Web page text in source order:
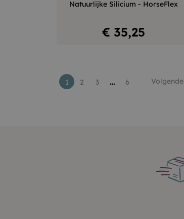
Natuurlijke Silicium - HorseFlex
Prijs
€ 35,25
1 2 3 … 6 Volgende